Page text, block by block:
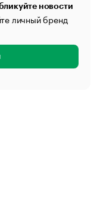
новости
личный бренд